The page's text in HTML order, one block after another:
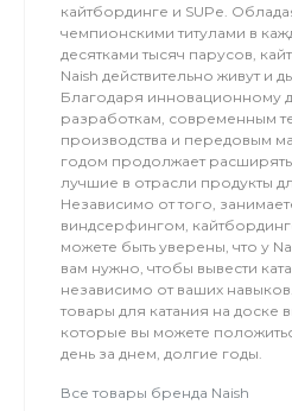
кайтбординге и SUPе.
чемпионскими титулами в
десятками тысяч парусов,
Naish действительно живут и
Благодаря инновационному
разработкам, современным
производства и передовым
годом продолжает
лучшие в отрасли продукты
Независимо от того,
виндсерфингом,
можете быть уверены, что у
вам нужно, чтобы вывести
независимо от ваших
товары для катания на доске
которые вы можете
день за днем, долгие годы.
Все товары бренда Naish